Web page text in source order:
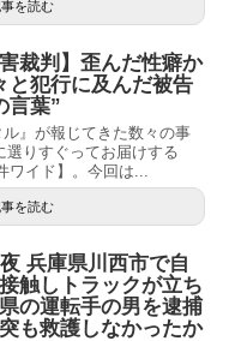
を読む
裁判】歪んだ性癖か
と犯行に及んだ被告
言葉”
』が報じてきた数々の事
りすぐってお届けする
ワイド】。今回は...
を読む
兵庫県川西市で自
触しトラックが立ち
の運転手の男を逮捕
も救護しなかったか